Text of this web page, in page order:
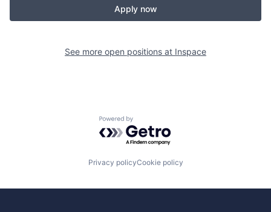
Apply now
See more open positions at Inspace
Powered by Getro.com
Privacy policyCookie policy